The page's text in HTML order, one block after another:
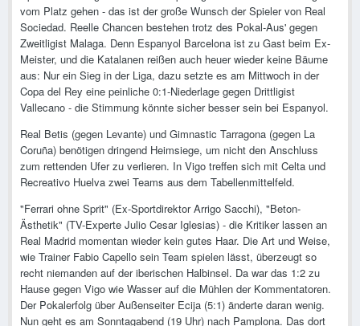
vom Platz gehen - das ist der große Wunsch der Spieler von Real
Sociedad. Reelle Chancen bestehen trotz des Pokal-Aus' gegen
Zweitligist Malaga. Denn Espanyol Barcelona ist zu Gast beim Ex-
Meister, und die Katalanen reißen auch heuer wieder keine Bäume
aus: Nur ein Sieg in der Liga, dazu setzte es am Mittwoch in der
Copa del Rey eine peinliche 0:1-Niederlage gegen Drittligist
Vallecano - die Stimmung könnte sicher besser sein bei Espanyol.
Real Betis (gegen Levante) und Gimnastic Tarragona (gegen La
Coruña) benötigen dringend Heimsiege, um nicht den Anschluss
zum rettenden Ufer zu verlieren. In Vigo treffen sich mit Celta und
Recreativo Huelva zwei Teams aus dem Tabellenmittelfeld.
"Ferrari ohne Sprit" (Ex-Sportdirektor Arrigo Sacchi), "Beton-
Ästhetik" (TV-Experte Julio Cesar Iglesias) - die Kritiker lassen an
Real Madrid momentan wieder kein gutes Haar. Die Art und Weise,
wie Trainer Fabio Capello sein Team spielen lässt, überzeugt so
recht niemanden auf der iberischen Halbinsel. Da war das 1:2 zu
Hause gegen Vigo wie Wasser auf die Mühlen der Kommentatoren.
Der Pokalerfolg über Außenseiter Ecija (5:1) änderte daran wenig.
Nun geht es am Sonntagabend (19 Uhr) nach Pamplona. Das dort